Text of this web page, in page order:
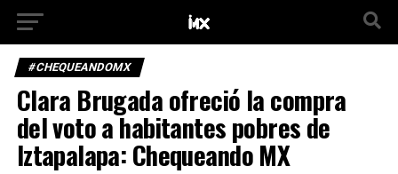
#CHEQUEANDOMX
Clara Brugada ofreció la compra
del voto a habitantes pobres de
Iztapalapa: Chequeando MX